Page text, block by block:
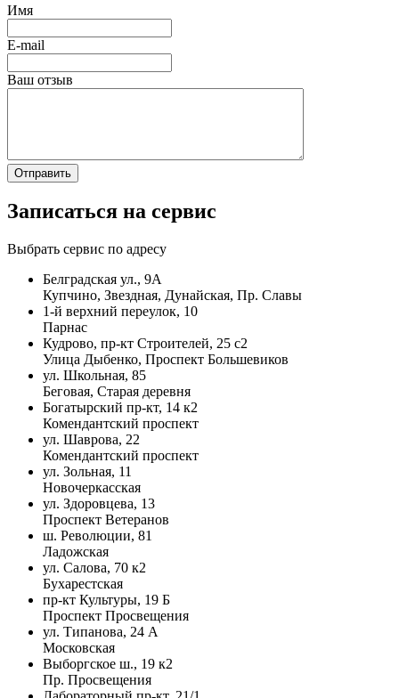
Имя
E-mail
Ваш отзыв
Записаться на сервис
Выбрать сервис по адресу
Белградская ул., 9А
Купчино, Звездная, Дунайская, Пр. Славы
1-й верхний переулок, 10
Парнас
Кудрово, пр-кт Строителей, 25 с2
Улица Дыбенко, Проспект Большевиков
ул. Школьная, 85
Беговая, Старая деревня
Богатырский пр-кт, 14 к2
Комендантский проспект
ул. Шаврова, 22
Комендантский проспект
ул. Зольная, 11
Новочеркасская
ул. Здоровцева, 13
Проспект Ветеранов
ш. Революции, 81
Ладожская
ул. Салова, 70 к2
Бухарестская
пр-кт Культуры, 19 Б
Проспект Просвещения
ул. Типанова, 24 А
Московская
Выборгское ш., 19 к2
Пр. Просвещения